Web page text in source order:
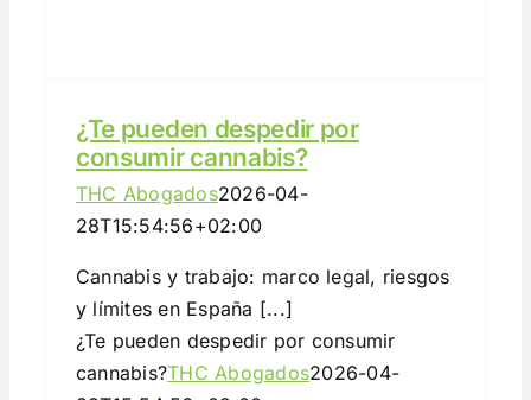
¿Te pueden despedir por
consumir cannabis?
THC Abogados2026-04-
28T15:54:56+02:00
Cannabis y trabajo: marco legal, riesgos
y límites en España [...]
¿Te pueden despedir por consumir
cannabis?THC Abogados2026-04-